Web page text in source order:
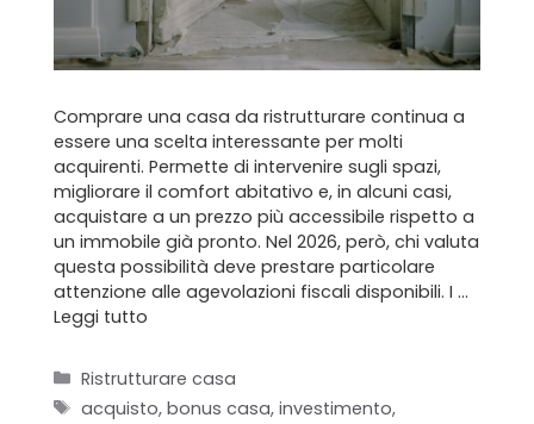
Comprare una casa da ristrutturare continua a
essere una scelta interessante per molti
acquirenti. Permette di intervenire sugli spazi,
migliorare il comfort abitativo e, in alcuni casi,
acquistare a un prezzo più accessibile rispetto a
un immobile già pronto. Nel 2026, però, chi valuta
questa possibilità deve prestare particolare
attenzione alle agevolazioni fiscali disponibili. I …
Leggi tutto
Categorie
Ristrutturare casa
Tag
acquisto,bonus casa,investimento,